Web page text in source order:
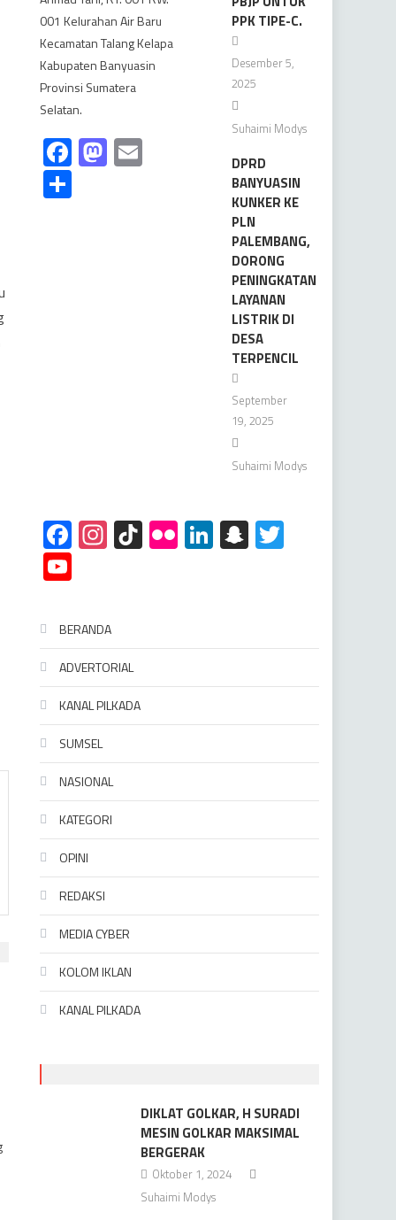
001 Kelurahan Air Baru
Kecamatan Talang Kelapa
Kabupaten Banyuasin
Provinsi Sumatera
Selatan.
Facebook
Mastodon
PPK TIPE-C.
Desember 5,
2025
Suhaimi Modys
DPRD
BANYUASIN
KUNKER KE
PLN
PALEMBANG,
DORONG
PENINGKATAN
LAYANAN
LISTRIK DI
DESA
TERPENCIL
September
19, 2025
Suhaimi Modys
Facebook
Instagram
TikTokFlickrLinkedInSnapchat
BERANDA
ADVERTORIAL
KANAL PILKADA
SUMSEL
NASIONAL
KATEGORI
OPINI
REDAKSI
MEDIA CYBER
KOLOM IKLAN
KANAL PILKADA
DIKLAT GOLKAR, H SURADI
MESIN GOLKAR MAKSIMAL
BERGERAK
Oktober 1, 2024
Suhaimi Modys